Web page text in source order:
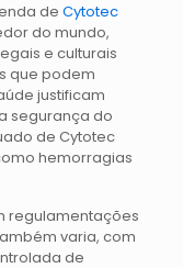
de Cytotec
do mundo,
e culturais
que podem
justificam
segurança do
de Cytotec
hemorragias
regulamentações
varia, com
de